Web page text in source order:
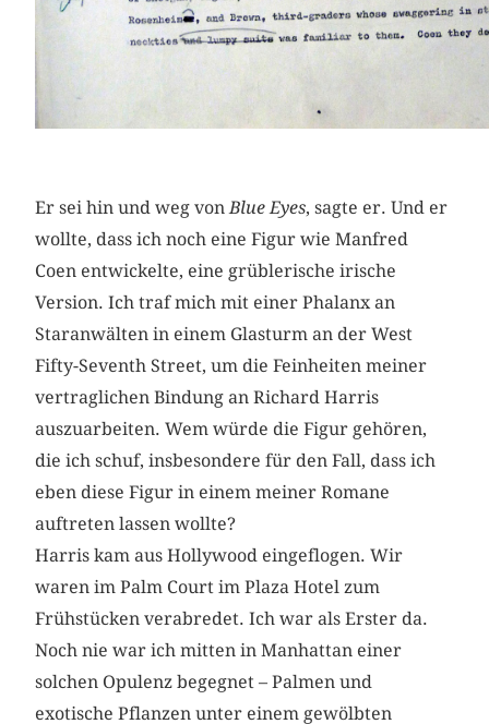
Er sei hin und weg vonBlue Eyes, sagte er. Und er
wollte, dass ich noch eine Figur wie Manfred
Coen entwickelte, eine grüblerische irische
Version. Ich traf mich mit einer Phalanx an
Staranwälten in einem Glasturm an der West
Fifty-Seventh Street, um die Feinheiten meiner
vertraglichen Bindung an Richard Harris
auszuarbeiten. Wem würde die Figur gehören,
die ich schuf, insbesondere für den Fall, dass ich
eben diese Figur in einem meiner Romane
auftreten lassen wollte?
Harris kam aus Hollywood eingeflogen. Wir
waren im Palm Court im Plaza Hotel zum
Frühstücken verabredet. Ich war als Erster da.
Noch nie war ich mitten in Manhattan einer
solchen Opulenz begegnet – Palmen und
exotische Pflanzen unter einem gewölbten